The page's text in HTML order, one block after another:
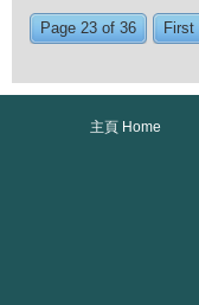
Page 23 of 36 First
主頁 Home